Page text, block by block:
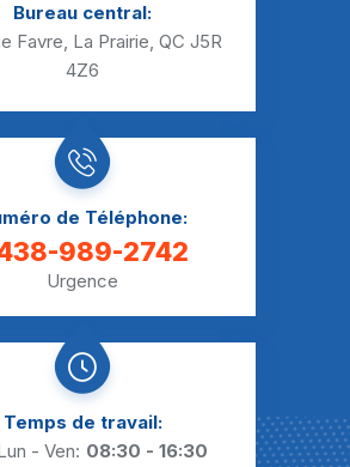
Bureau central:
Favre, La Prairie, QC J5R
4Z6
de Téléphone:
989-2742
Urgence
Temps de travail:
- Ven: 08:30 - 16:30